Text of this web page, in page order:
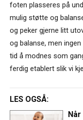
foten plasseres på
mulig støtte og
og peker gjerne litt
og balanse, men
tid å modnes som
ferdig etablert slik vi
LES OGSÅ: